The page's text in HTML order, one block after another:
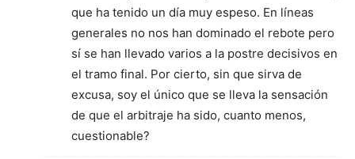
que ha tenido un día muy espeso. En líneas
generales no nos han dominado el rebote pero
sí se han llevado varios a la postre decisivos en
el tramo final. Por cierto, sin que sirva de
excusa, soy el único que se lleva la sensación
de que el arbitraje ha sido, cuanto menos,
cuestionable?